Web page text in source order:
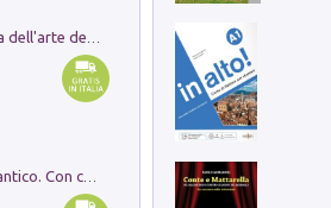
Ricerche dei dottorandi in storia dell'arte della Sapienza
I monumenti funerari del Lazio antico. Con cartella con tavole